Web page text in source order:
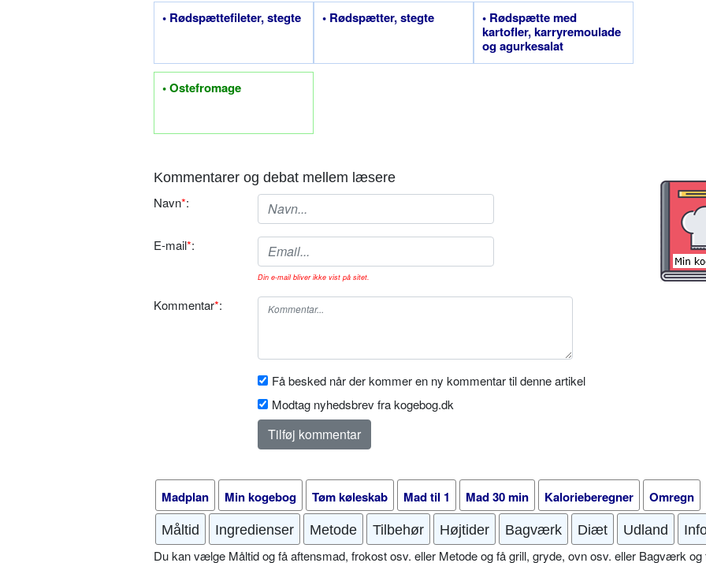
• Rødspættefileter, stegte • Rødspætter, stegte
• Rødspætte med
kartofler, karryremoulade
og agurkesalat
• Ostefromage
Kommentarer og debat mellem læsere
Navn*:
E-mail*:
Din e-mail bliver ikke vist på sitet.
Kommentar*:
Få besked når der kommer en ny kommentar til denne artikel
Modtag nyhedsbrev fra kogebog.dk
Madplan Min kogebog Tøm køleskab Mad til 1 Mad 30 min Kalorieberegner Omregn
Måltid Ingredienser Metode Tilbehør Højtider Bagværk Diæt Udland
Du kan vælge Måltid og få aftensmad, frokost osv. eller Metode og få grill, gryde, ovn osv. eller Bagværk og